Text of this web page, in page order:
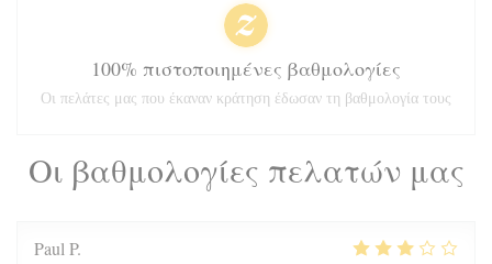
Οι βαθμολογίες πελατών μας
Paul P
100% πιστοποιημένες βαθμολογίες
Οι πελάτες μας που έκαναν κράτηση έδωσαν τη βαθμολογία τους